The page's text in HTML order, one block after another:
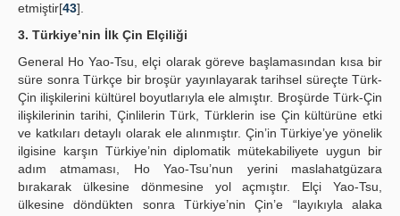
etmiştir[43].
3. Türkiye’nin İlk Çin Elçiliği
General Ho Yao-Tsu, elçi olarak göreve başlamasından kısa bir
süre sonra Türkçe bir broşür yayınlayarak tarihsel süreçte Türk-
Çin ilişkilerini kültürel boyutlarıyla ele almıştır. Broşürde Türk-Çin
ilişkilerinin tarihi, Çinlilerin Türk, Türklerin ise Çin kültürüne etki
ve katkıları detaylı olarak ele alınmıştır. Çin’in Türkiye’ye yönelik
ilgisine karşın Türkiye’nin diplomatik mütekabiliyete uygun bir
adım atmaması, Ho Yao-Tsu’nun yerini maslahatgüzara
bırakarak ülkesine dönmesine yol açmıştır. Elçi Yao-Tsu,
ülkesine döndükten sonra Türkiye’nin Çin’e “layıkıyla alaka